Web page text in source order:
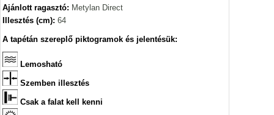
Ajánlott ragasztó: Metylan Direct
Illesztés (cm): 64
A tapétán szereplő piktogramok és jelentésük:
Lemosható
Szemben illesztés
Csak a falat kell kenni